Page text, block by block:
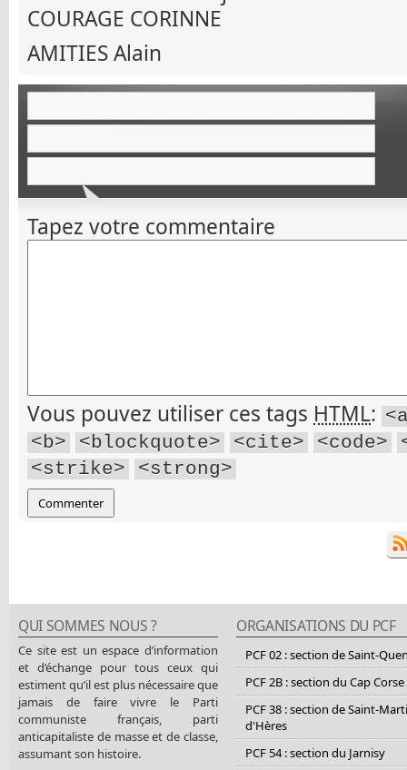
COURAGE CORINNE
AMITIES Alain
Tapez votre commentaire
Vous pouvez utiliser ces tags HTML:
<b>
<blockquote> <cite> <code>
<strike>
<strong>
QUI SOMMES NOUS ?
Ce site est un espace d’information
et d’échange pour tous ceux qui
estiment qu’il est plus nécessaire que
jamais de faire vivre le Parti
communiste français, parti
anticapitaliste de masse et de classe,
assumant son histoire.
ORGANISATIONS DU PCF
PCF 02 : section de Saint-
PCF 2B : section du Cap Corse
PCF 38 : section de Saint-
d'Hères
PCF 54 : section du Jarnisy